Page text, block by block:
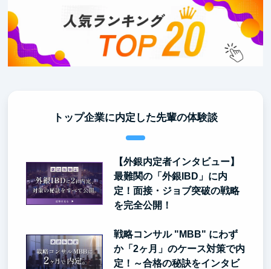
トップ企業に内定した先輩の体験談
【外銀内定者インタビュー】
最難関の「外銀IBD」に内
定！面接・ジョブ突破の戦略
を完全公開！
戦略コンサル "MBB" にわず
か「2ヶ月」のケース対策で内
定！～合格の秘訣をインタビ